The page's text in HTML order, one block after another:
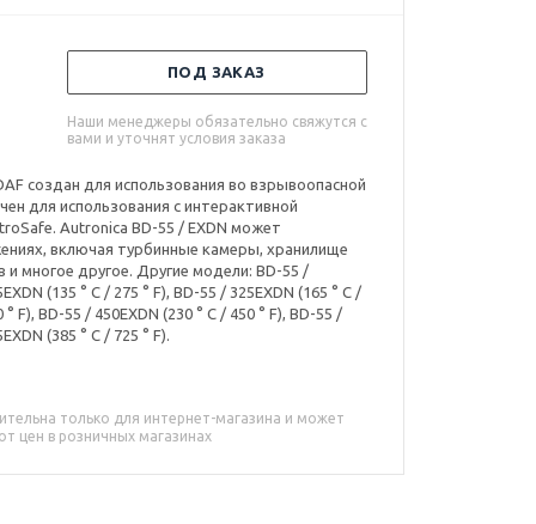
ПОД ЗАКАЗ
Наши менеджеры обязательно свяжутся с
вами и уточнят условия заказа
создан для использования во взрывоопасной
для использования с интерактивной
Autronica BD-55 / EXDN может
включая турбинные камеры, хранилище
многое другое. Другие модели: BD-55 /
(135 ° C / 275 ° F), BD-55 / 325EXDN (165 ° C /
F), BD-55 / 450EXDN (230 ° C / 450 ° F), BD-55 /
(385 ° C / 725 ° F).
только для интернет-магазина и может
цен в розничных магазинах